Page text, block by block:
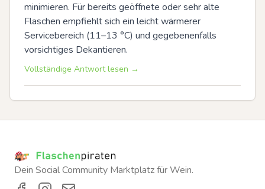
minimieren. Für bereits geöffnete oder sehr alte
Flaschen empfiehlt sich ein leicht wärmerer
Servicebereich (11–13 °C) und gegebenenfalls
vorsichtiges Dekantieren.
Vollständige Antwort lesen →
Dein Social Community Marktplatz für Wein.